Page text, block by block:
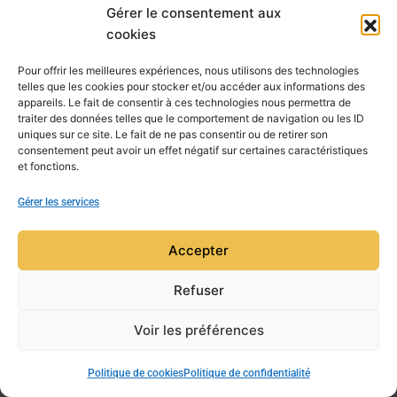
Gérer le consentement aux
cookies
Pour offrir les meilleures expériences, nous utilisons des technologies
telles que les cookies pour stocker et/ou accéder aux informations des
appareils. Le fait de consentir à ces technologies nous permettra de
traiter des données telles que le comportement de navigation ou les ID
uniques sur ce site. Le fait de ne pas consentir ou de retirer son
consentement peut avoir un effet négatif sur certaines caractéristiques
et fonctions.
Gérer les services
Accepter
Refuser
Voir les préférences
Politique de cookiesPolitique de confidentialité
Copyright © 2026 Mensa Aquitaine | Powered by